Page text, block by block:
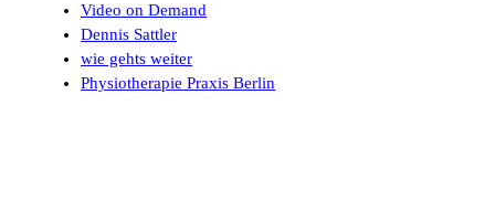
Video on Demand
Dennis Sattler
wie gehts weiter
Physiotherapie Praxis Berlin